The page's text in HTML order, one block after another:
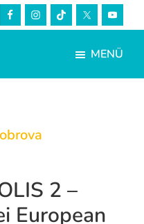
MENÜ
2 –
European